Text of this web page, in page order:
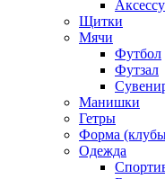
Щитки
Мячи
Футбол
Футзал
Манишки
Гетры
Форма
Одежда